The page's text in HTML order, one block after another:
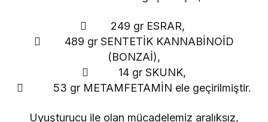
 249 gr ESRAR,
 489 gr SENTETİK KANNABİNOİD
(BONZAİ),
 14 gr SKUNK,
 53 gr METAMFETAMİN ele geçirilmiştir.
Uyuşturucu ile olan mücadelemiz aralıksız,